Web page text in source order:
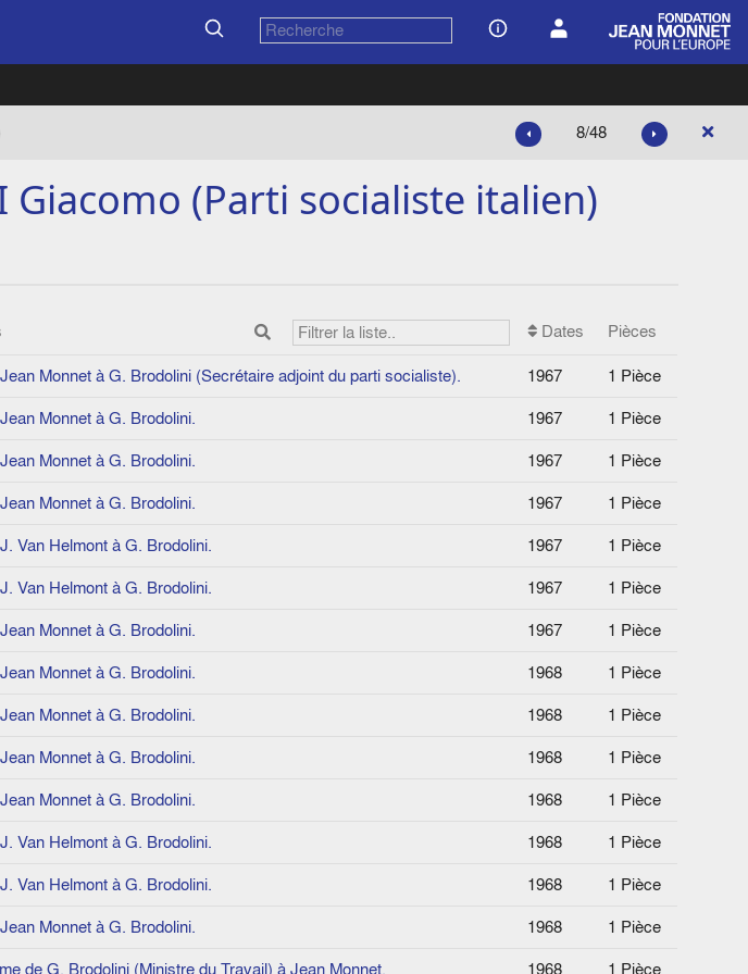
8/48
Giacomo (Parti socialiste italien)
Dates
Pièces
Monnet à G. Brodolini (Secrétaire adjoint du parti socialiste). 1967
1 Pièce
Monnet à G. Brodolini. 1967
1 Pièce
Monnet à G. Brodolini. 1967
1 Pièce
Monnet à G. Brodolini. 1967
1 Pièce
Van Helmont à G. Brodolini. 1967
1 Pièce
Van Helmont à G. Brodolini. 1967
1 Pièce
Monnet à G. Brodolini. 1967
1 Pièce
Monnet à G. Brodolini. 1968
1 Pièce
Monnet à G. Brodolini. 1968
1 Pièce
Monnet à G. Brodolini. 1968
1 Pièce
Monnet à G. Brodolini. 1968
1 Pièce
Van Helmont à G. Brodolini. 1968
1 Pièce
Van Helmont à G. Brodolini. 1968
1 Pièce
Monnet à G. Brodolini. 1968
1 Pièce